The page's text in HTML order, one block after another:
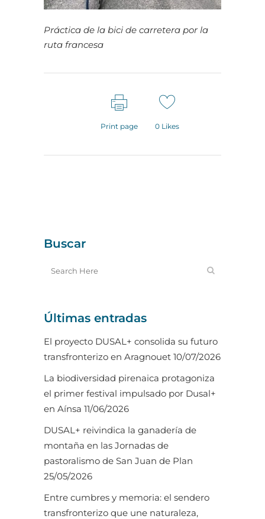
Práctica de la bici de carretera por la
ruta francesa
Print page 0 Likes
Buscar
Últimas entradas
El proyecto DUSAL+ consolida su futuro
transfronterizo en Aragnouet 10/07/2026
La biodiversidad pirenaica protagoniza
el primer festival impulsado por Dusal+
en Aínsa 11/06/2026
DUSAL+ reivindica la ganadería de
montaña en las Jornadas de
pastoralismo de San Juan de Plan
25/05/2026
Entre cumbres y memoria: el sendero
transfronterizo que une naturaleza,